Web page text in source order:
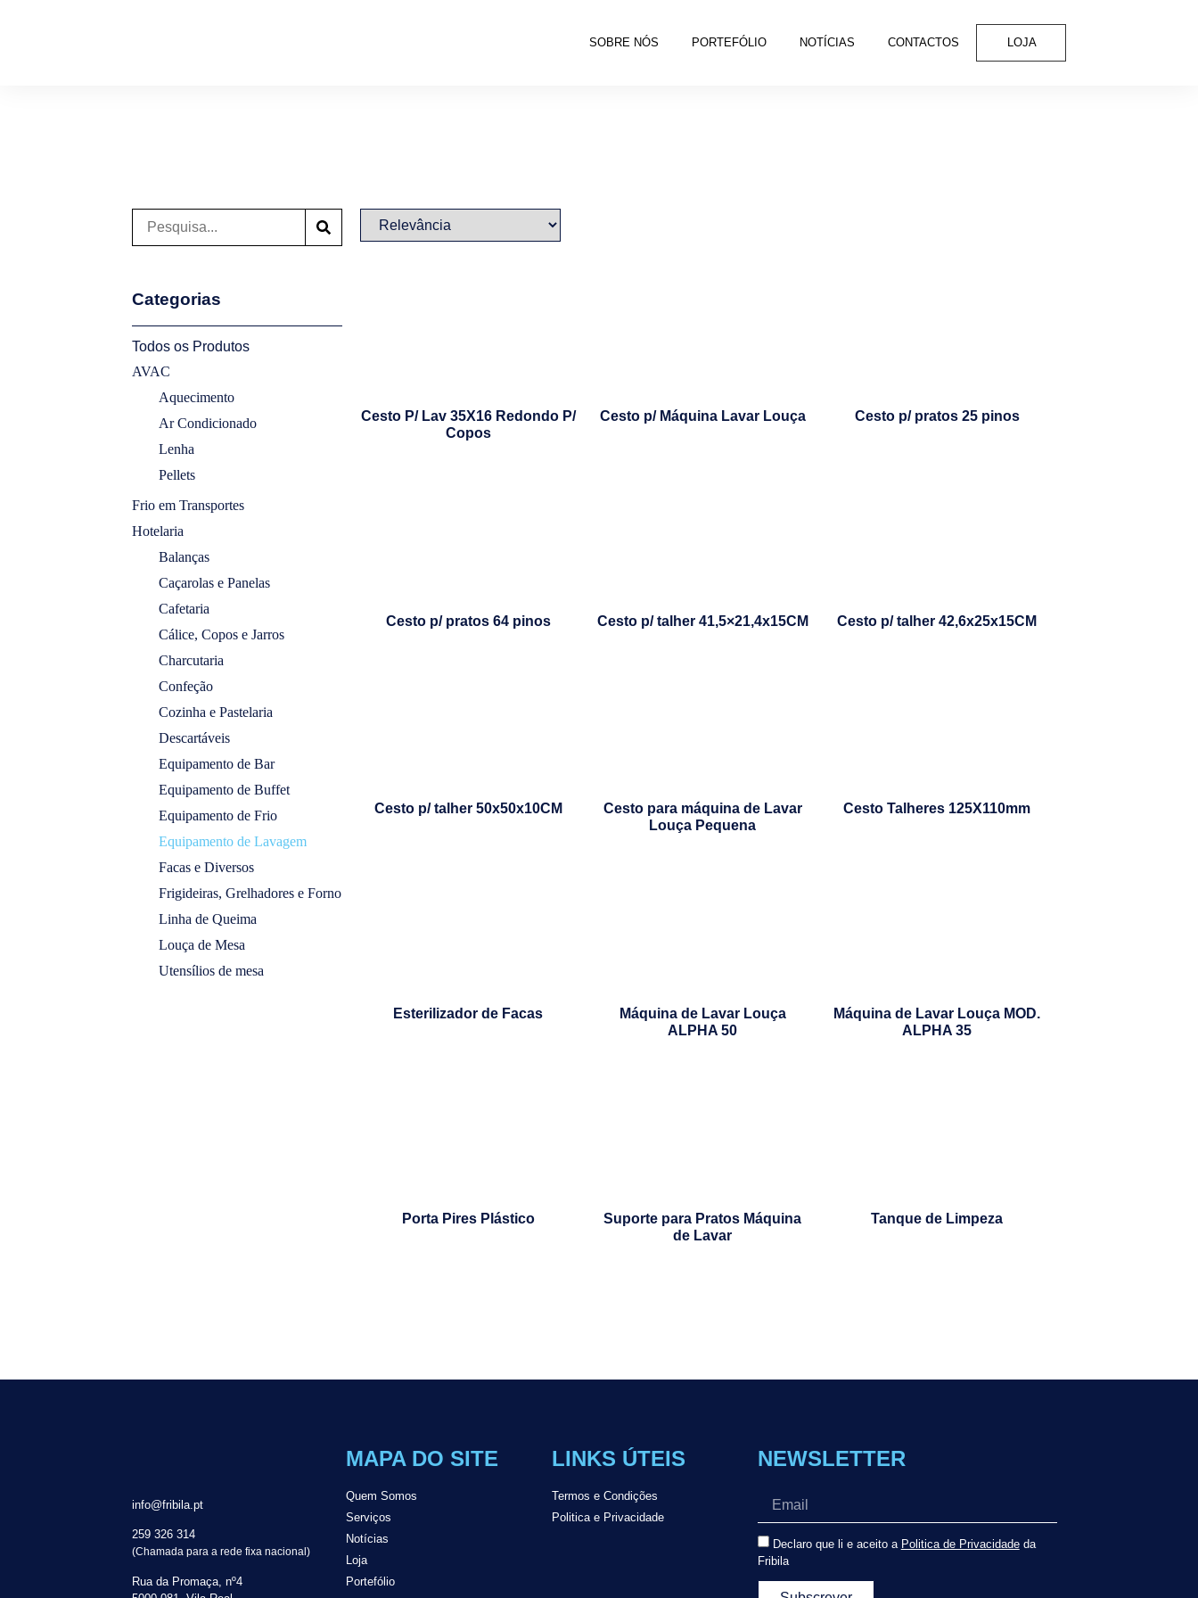
SOBRE NÓS PORTEFÓLIO NOTÍCIAS CONTACTOS LOJA
Categorias
Todos os Produtos
AVAC
Aquecimento
Ar Condicionado
Lenha
Pellets
Frio em Transportes
Hotelaria
Balanças
Caçarolas e Panelas
Cafetaria
Cálice, Copos e Jarros
Charcutaria
Confeção
Cozinha e Pastelaria
Descartáveis
Equipamento de Bar
Equipamento de Buffet
Equipamento de Frio
Equipamento de Lavagem
Facas e Diversos
Frigideiras, Grelhadores e Forno
Linha de Queima
Louça de Mesa
Utensílios de mesa
Cesto P/ Lav 35X16 Redondo P/
Copos
Cesto p/ Máquina Lavar Louça Cesto p/ pratos 25 pinos
Cesto p/ pratos 64 pinos Cesto p/ talher 41,5×21,4x15CM Cesto p/ talher 42,6x25x15CM
Cesto p/ talher 50x50x10CM
Cesto para máquina de Lavar
Louça Pequena
Cesto Talheres 125X110mm
Esterilizador de Facas
Máquina de Lavar Louça
ALPHA 50
Máquina de Lavar Louça MOD.
ALPHA 35
Porta Pires Plástico
Suporte para Pratos Máquina
de Lavar
Tanque de Limpeza
info@fribila.pt
259 326 314
(Chamada para a rede fixa nacional)
Rua da Promaça, nº4
MAPA DO SITE
Quem Somos
Serviços
Notícias
Loja
Portefólio
LINKS ÚTEIS
Termos e Condições
Politica e Privacidade
NEWSLETTER
Declaro que li e aceito a Politica de Privacidadeda
Fribila